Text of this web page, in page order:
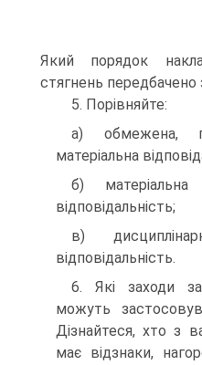
Який порядок
стягнень передбачено
5. Порівняйте:
а) обмежена,
матеріальна
б) матеріальна
відповідальність;
в)
відповідальність.
6. Які заходи
можуть
Дізнайтеся, хто з
має відзнаки,